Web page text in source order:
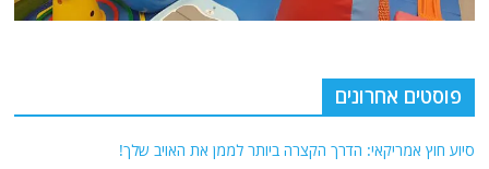
פוסטים אחרונים
סיוע חוץ אמריקאי: הדרך הקצרה ביותר לממן את האויב שלך!